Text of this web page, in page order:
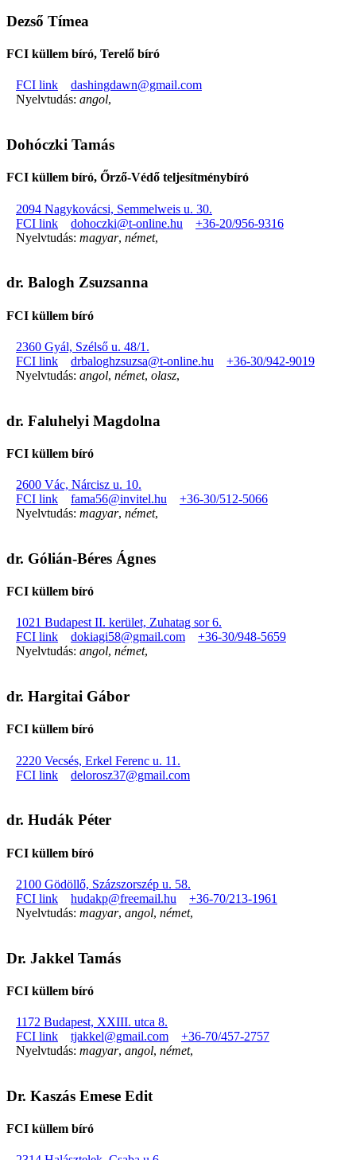
Dezső Tímea
FCI küllem bíró, Terelő bíró
FCI link
dashingdawn@gmail.com
Nyelvtudás: angol,
Dohóczki Tamás
FCI küllem bíró, Őrző-Védő teljesítménybíró
2094 Nagykovácsi, Semmelweis u. 30.
FCI link
dohoczki@t-online.hu
+36-20/956-9316
Nyelvtudás: magyar, német,
dr. Balogh Zsuzsanna
FCI küllem bíró
2360 Gyál, Szélső u. 48/1.
FCI link
drbaloghzsuzsa@t-online.hu
+36-30/942-9019
Nyelvtudás: angol, német, olasz,
dr. Faluhelyi Magdolna
FCI küllem bíró
2600 Vác, Nárcisz u. 10.
FCI link
fama56@invitel.hu
+36-30/512-5066
Nyelvtudás: magyar, német,
dr. Gólián-Béres Ágnes
FCI küllem bíró
1021 Budapest II. kerület, Zuhatag sor 6.
FCI link
dokiagi58@gmail.com
+36-30/948-5659
Nyelvtudás: angol, német,
dr. Hargitai Gábor
FCI küllem bíró
2220 Vecsés, Erkel Ferenc u. 11.
FCI link
delorosz37@gmail.com
dr. Hudák Péter
FCI küllem bíró
2100 Gödöllő, Százszorszép u. 58.
FCI link
hudakp@freemail.hu
+36-70/213-1961
Nyelvtudás: magyar, angol, német,
Dr. Jakkel Tamás
FCI küllem bíró
1172 Budapest, XXIII. utca 8.
FCI link
tjakkel@gmail.com
+36-70/457-2757
Nyelvtudás: magyar, angol, német,
Dr. Kaszás Emese Edit
FCI küllem bíró